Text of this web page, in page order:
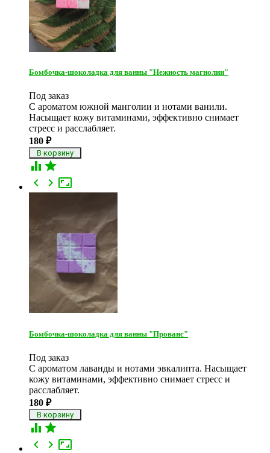
Бомбочка-шоколадка для ванны "Нежность магнолии"
Под заказ
С ароматом южной манголии и нотами ванили.
Насыщает кожу витаминами, эффективно снимает
стресс и расслабляет.
180 ₽
 

 
Бомбочка-шоколадка для ванны "Прованс"
Под заказ
С ароматом лаванды и нотами эвкалипта. Насыщает
кожу витаминами, эффективно снимает стресс и
расслабляет.
180 ₽
 

 